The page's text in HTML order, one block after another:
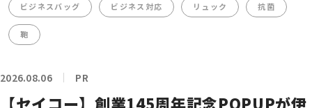
ビジネスバッグ ビジネス対応 リュック 抗菌
鞄
2026.08.06 PR
【セイコー】創業145周年記念POPUPが伊